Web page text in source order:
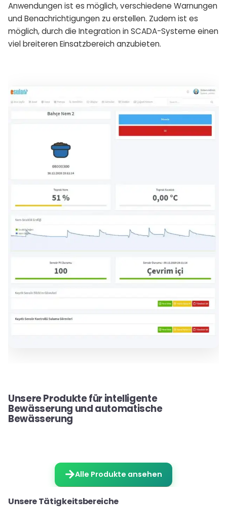
Anwendungen ist es möglich, verschiedene Warnungen
und Benachrichtigungen zu erstellen. Zudem ist es
möglich, durch die Integration in SCADA-Systeme einen
viel breiteren Einsatzbereich anzubieten.
Unsere Produkte für intelligente
Bewässerung und automatische
Bewässerung
Alle Produkte ansehen
Unsere Tätigkeitsbereiche